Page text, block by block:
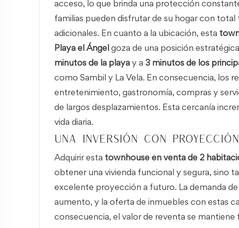
acceso, lo que brinda una protección
familias pueden disfrutar de su hogar con total
adicionales. En cuanto a la ubicación, esta
Playa el Ángel goza de una posición
minutos de la playa y a 3 minutos de los
como Sambil y La Vela. En consecuencia, los
entretenimiento, gastronomía, compras y
de largos desplazamientos. Esta cercanía
vida diaria.
Una inversión con
Adquirir esta townhouse en venta de 2
obtener una vivienda funcional y segura, sino
excelente proyección a futuro. La demanda
aumento, y la oferta de inmuebles con estas
consecuencia, el valor de reventa se